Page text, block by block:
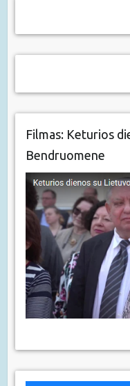
Filmas: Keturios
Bendruomene